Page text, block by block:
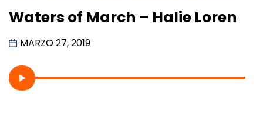
Waters of March – Halie Loren
MARZO 27, 2019